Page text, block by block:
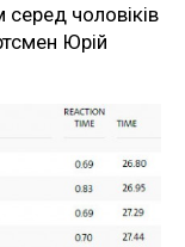
серед чоловіків
Юрій